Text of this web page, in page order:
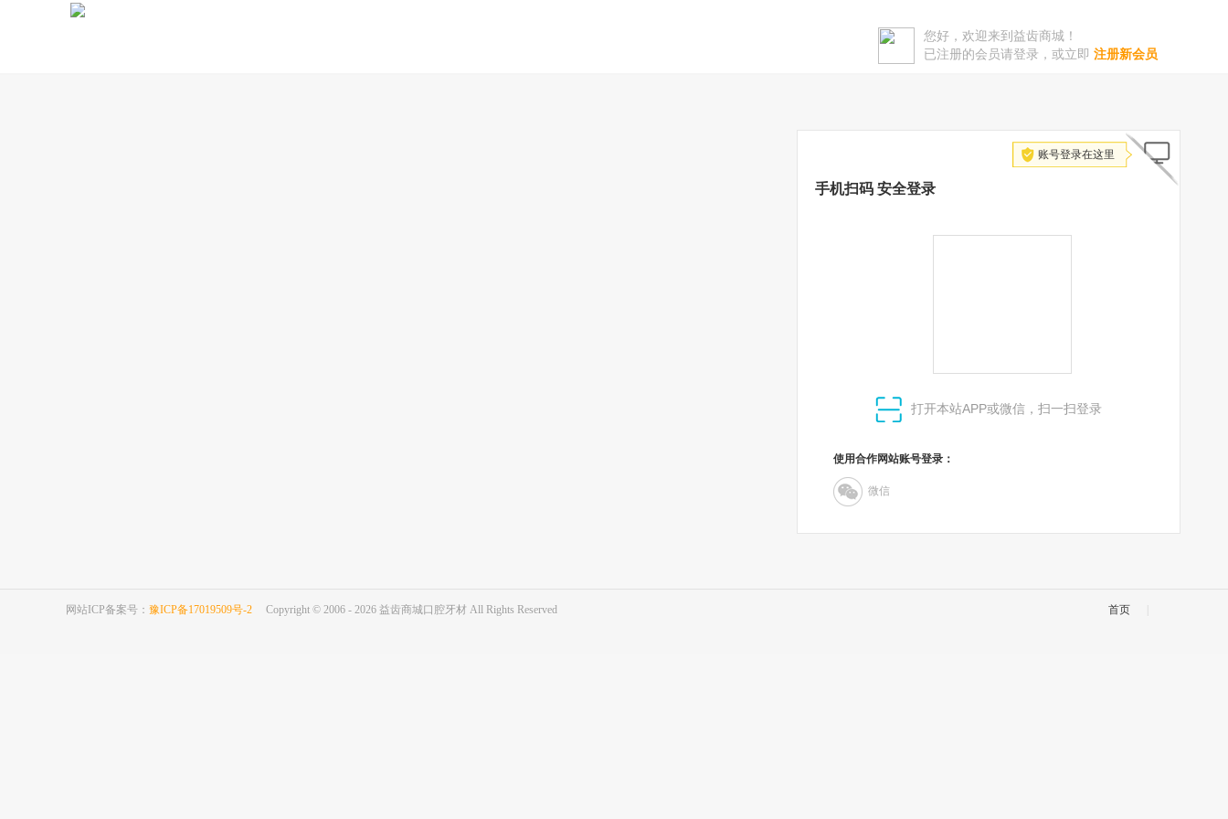
您好，欢迎来到益齿商城！
已注册的会员请登录，或立即 注册新会员
账号登录在这里
手机扫码 安全登录
打开本站APP或微信，扫一扫登录
使用合作网站账号登录：
微信
首页
网站ICP备案号： 豫ICP备17019509号-2 Copyright © 2006 - 2026 益齿商城口腔牙材 All Rights Reserved